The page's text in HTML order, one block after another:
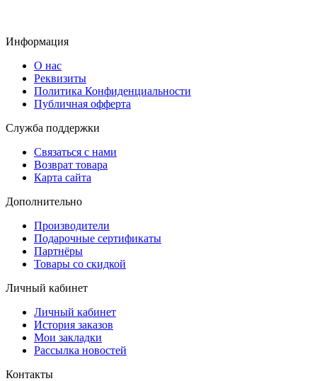
Информация
О нас
Реквизиты
Политика Конфиденциальности
Публичная офферта
Служба поддержки
Связаться с нами
Возврат товара
Карта сайта
Дополнительно
Производители
Подарочные сертификаты
Партнёры
Товары со скидкой
Личный кабинет
Личный кабинет
История заказов
Мои закладки
Рассылка новостей
Контакты